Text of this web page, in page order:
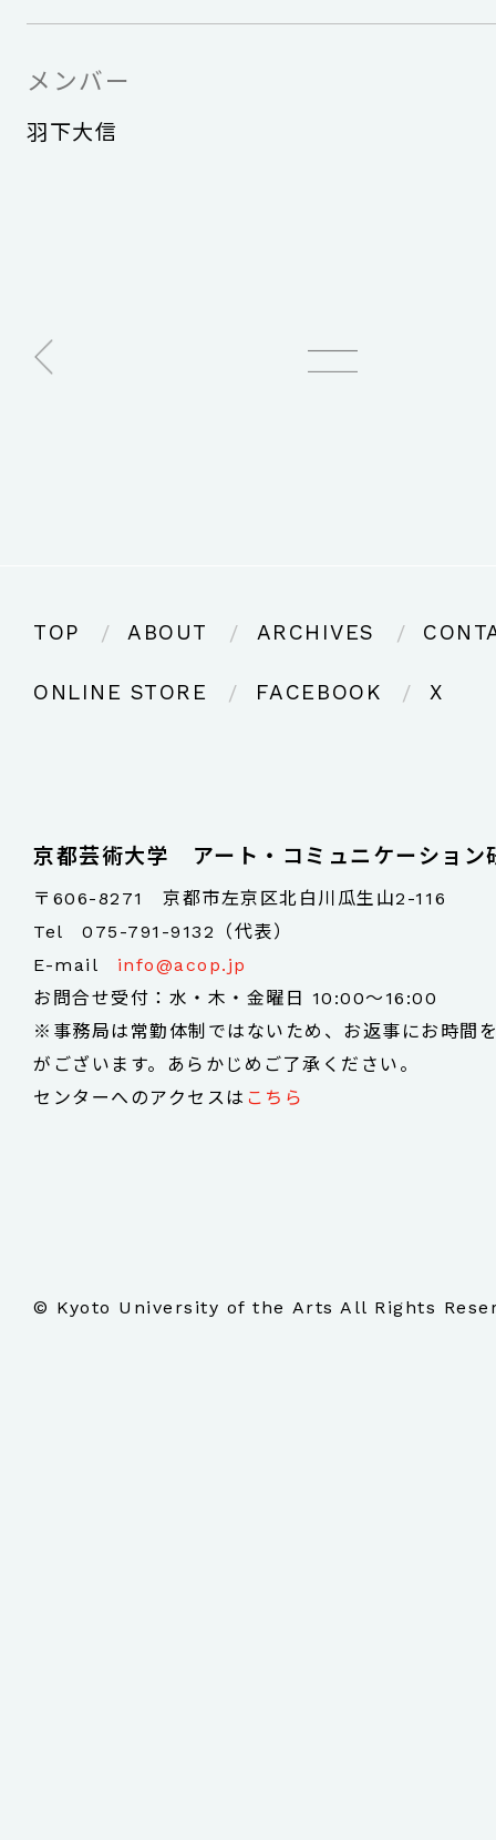
メンバー
羽下大信
TOP ABOUT ARCHIVES
ONLINE STORE FACEBOOK X
京都芸術大学 アート・コミュニケーション
〒606-8271 京都市左京区北白川瓜生山2-116
Tel075-791-9132（代表）
E-mail info@acop.jp
お問合せ受付：水・木・金曜日 10:00～16:00
※事務局は常勤体制ではないため、お返事にお時間
がございます。あらかじめご了承ください。
センターへのアクセスは こちら
© Kyoto University of the Arts All Rights